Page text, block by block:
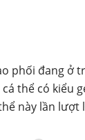
phối đang ở
thể có kiểu
này lần lượt